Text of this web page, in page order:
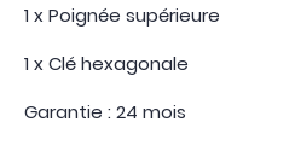
1 x Poignée supérieure
1 x Clé hexagonale
Garantie : 24 mois